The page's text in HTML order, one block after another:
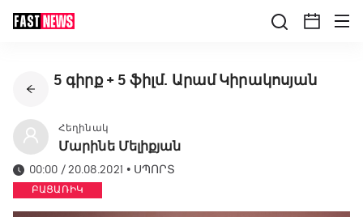
5 գիրք + 5 ֆիլմ. Արամ Կիրակոսյան
Հեղինակ
Մարինե Մելիքյան
00:00 / 20.08.2021 • ՍՊՈՐՏ
ԲԱՑԱՌԻԿ